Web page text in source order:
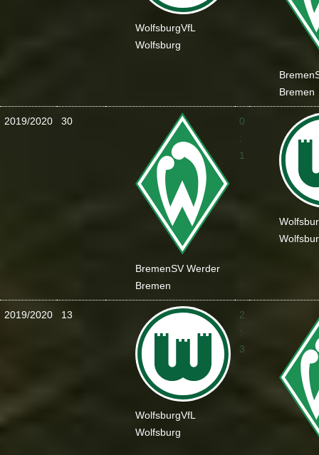
WolfsburgVfL
Wolfsburg
Bremen
Bremen
2019/2020 30
BremenSV Werder
Bremen
0
:
1
2019/2020 13
WolfsburgVfL
Wolfsburg
2
:
3